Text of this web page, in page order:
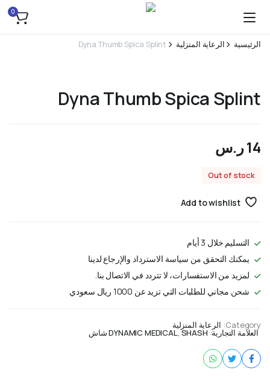
0
الرئيسية الرعاية المنزلية Dyna Thumb Spica Splint
Dyna Thumb Spica Splint
14ر.س
Out of stock
Add to wishlist
التسليم خلال 3 أيام
يمكنك التحقق من سياسة الاسترداد والإرجاع لدينا
لمزيد من الاستفسارات، لا تتردد في الاتصال بنا.
شحن مجاني للطلبات التي تزيد عن 1000 ريال سعودي
Category: الرعاية المنزلية
العلامة التجارية: DYNAMIC MEDICAL,SHASH شاش